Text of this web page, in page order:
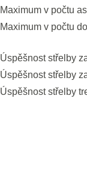
Maximum v počtu
Maximum v počtu
Úspěšnost střelby
Úspěšnost střelby
Úspěšnost střelby